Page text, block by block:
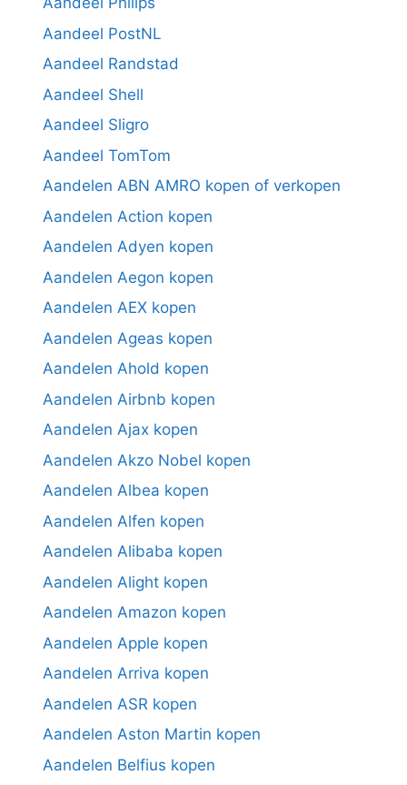
Aandeel PostNL
Aandeel Randstad
Aandeel Shell
Aandeel Sligro
Aandeel TomTom
Aandelen ABN AMRO kopen of verkopen
Aandelen Action kopen
Aandelen Adyen kopen
Aandelen Aegon kopen
Aandelen AEX kopen
Aandelen Ageas kopen
Aandelen Ahold kopen
Aandelen Airbnb kopen
Aandelen Ajax kopen
Aandelen Akzo Nobel kopen
Aandelen Albea kopen
Aandelen Alfen kopen
Aandelen Alibaba kopen
Aandelen Alight kopen
Aandelen Amazon kopen
Aandelen Apple kopen
Aandelen Arriva kopen
Aandelen ASR kopen
Aandelen Aston Martin kopen
Aandelen Belfius kopen